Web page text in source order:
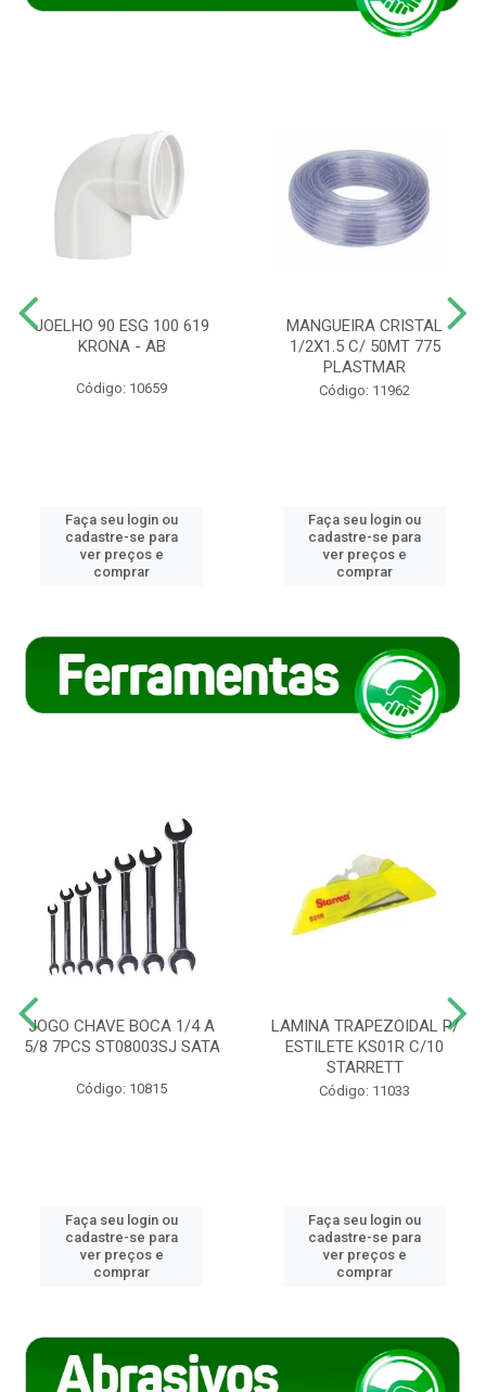
JOELHO 90 ESG 100 619
KRONA - AB
Código: 10659
Faça seu login ou
cadastre-se para
ver preços e
comprar
MANGUEIRA CRISTAL
1/2X1.5 C/ 50MT 775
PLASTMAR
Código: 11962
Faça seu login ou
cadastre-se para
ver preços e
comprar
JOGO CHAVE BOCA 1/4 A
5/8 7PCS ST08003SJ SATA
Código: 10815
Faça seu login ou
cadastre-se para
ver preços e
comprar
LAMINA TRAPEZOIDAL P/
ESTILETE KS01R C/10
STARRETT
Código: 11033
Faça seu login ou
cadastre-se para
ver preços e
comprar